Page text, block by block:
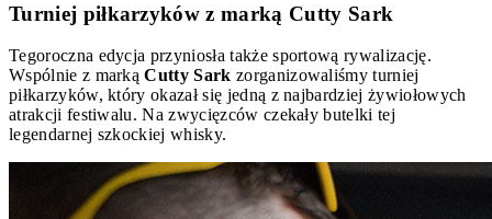
Turniej piłkarzyków z marką Cutty Sark
Tegoroczna edycja przyniosła także sportową rywalizację.
Wspólnie z markąCutty Sark zorganizowaliśmy turniej
piłkarzyków, który okazał się jedną z najbardziej żywiołowych
atrakcji festiwalu. Na zwycięzców czekały butelki tej
legendarnej szkockiej whisky.